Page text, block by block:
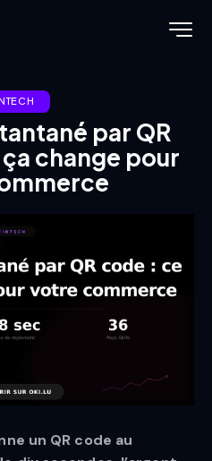
par QR
change pour
un QR code au